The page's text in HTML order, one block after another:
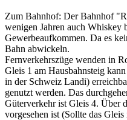
Zum Bahnhof: Der Bahnhof
wenigen Jahren auch Whiskey
Gewerbeaufkommen. Da es
Bahn abwickeln.
Fernverkehrszüge wenden in
Gleis 1 am Hausbahnsteig
in der Schweiz Landi)
genutzt werden. Das
Güterverkehr ist Gleis 4. Über
vorgesehen ist (Sollte das